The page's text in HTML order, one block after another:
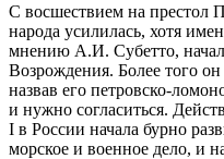
С восшествием на престол
народа усилилась, хотя
мнению А.И. Субетто,
Возрождения. Более того
назвав его петровско-
и нужно согласиться.
I в России начала бурно
морское и военное дело, и